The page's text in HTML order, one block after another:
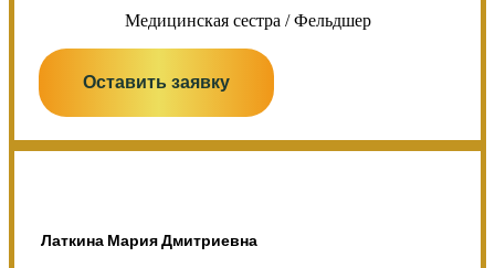
Медицинская сестра / Фельдшер
Оставить заявку
Латкина Мария Дмитриевна